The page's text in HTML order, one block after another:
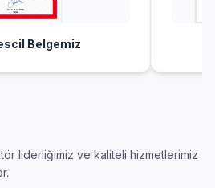
Belgemiz
liderliğimiz ve kaliteli hizmetlerimiz
organlarından Haber
İç